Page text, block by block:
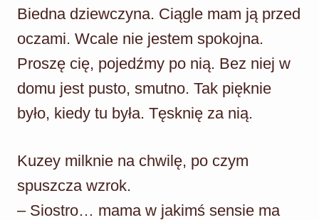
Biedna dziewczyna. Ciągle mam ją przed
oczami. Wcale nie jestem spokojna.
Proszę cię, pojedźmy po nią. Bez niej w
domu jest pusto, smutno. Tak pięknie
było, kiedy tu była. Tęsknię za nią.
Kuzey milknie na chwilę, po czym
spuszcza wzrok.
– Siostro… mama w jakimś sensie ma